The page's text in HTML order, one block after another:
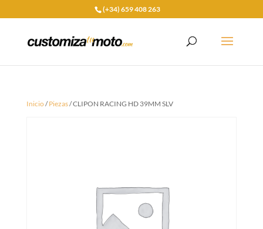
(+34) 659 408 263
Inicio/Piezas/ CLIPON RACING HD 39MM SLV